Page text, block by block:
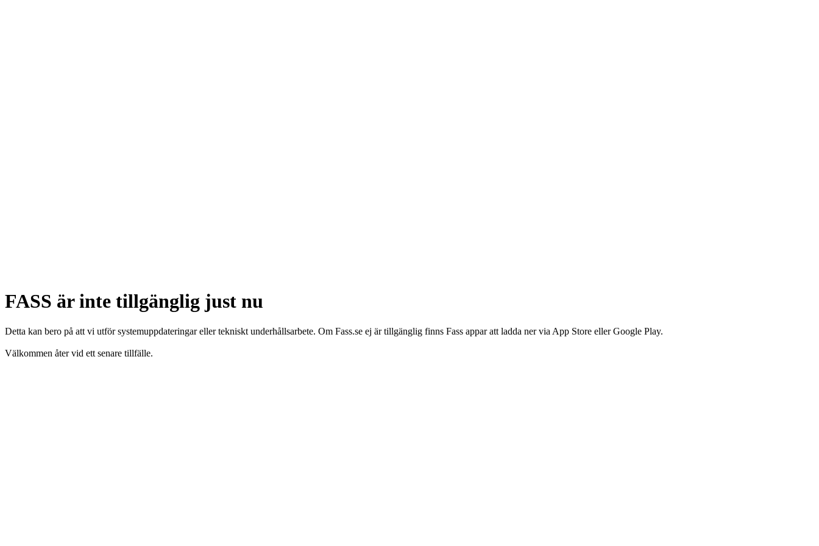
FASS är inte tillgänglig just nu
Detta kan bero på att vi utför systemuppdateringar eller tekniskt underhållsarbete. Om Fass.se ej är tillgänglig finns Fass appar att ladda ner via App Store eller Google Play.
Välkommen åter vid ett senare tillfälle.